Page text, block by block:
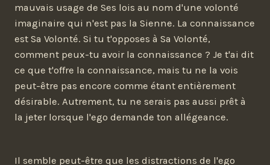
mauvais usage de Ses lois au nom d'une volonté
imaginaire qui n'est pas la Sienne. La connaissance
est Sa Volonté. Si tu t'opposes à Sa Volonté,
comment peux-tu avoir la connaissance ? Je t'ai dit
ce que t'offre la connaissance, mais tu ne la vois
peut-être pas encore comme étant entièrement
désirable. Autrement, tu ne serais pas aussi prêt à
la jeter lorsque l'ego demande ton allégeance.
Il semble peut-être que les distractions de l'ego